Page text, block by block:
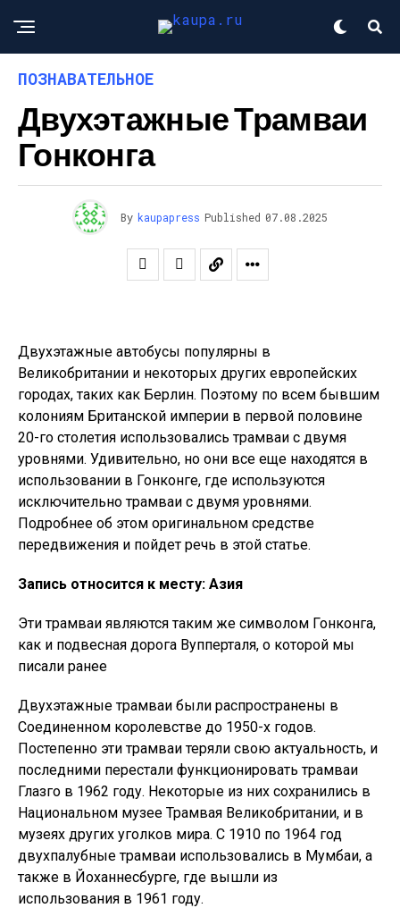
ПОЗНАВАТЕЛЬНОЕ
Двухэтажные Трамваи
Гонконга
By kaupapress Published 07.08.2025
Двухэтажные автобусы популярны в
Великобритании и некоторых других европейских
городах, таких как Берлин. Поэтому по всем бывшим
колониям Британской империи в первой половине
20-го столетия использовались трамваи с двумя
уровнями. Удивительно, но они все еще находятся в
использовании в Гонконге, где используются
исключительно трамваи с двумя уровнями.
Подробнее об этом оригинальном средстве
передвижения и пойдет речь в этой статье.
Запись относится к месту: Азия
Эти трамваи являются таким же символом Гонконга,
как и подвесная дорога Вупперталя, о которой мы
писали ранее
Двухэтажные трамваи были распространены в
Соединенном королевстве до 1950-х годов.
Постепенно эти трамваи теряли свою актуальность, и
последними перестали функционировать трамваи
Глазго в 1962 году. Некоторые из них сохранились в
Национальном музее Трамвая Великобритании, и в
музеях других уголков мира. С 1910 по 1964 год
двухпалубные трамваи использовались в Мумбаи, а
также в Йоханнесбурге, где вышли из
использования в 1961 году.